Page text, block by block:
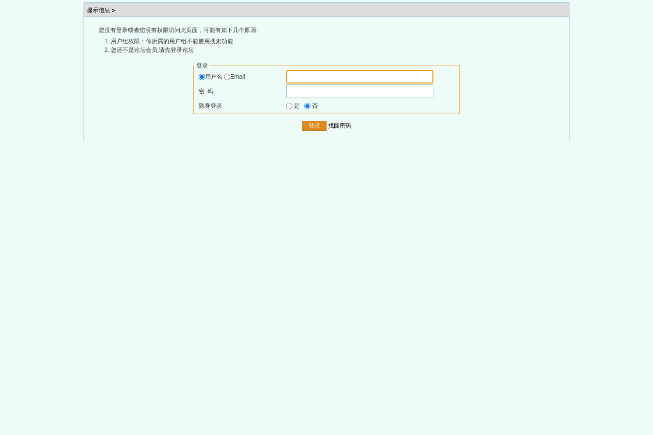
提示信息 »
您没有登录或者您没有权限访问此页面，可能有如下几个原因:
用户组权限：你所属的用户组不能使用搜索功能
您还不是论坛会员,请先登录论坛
登录
用户名
Email
密 码
隐身登录 是 否
找回密码